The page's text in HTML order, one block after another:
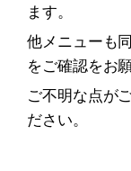
ます。
他メニューも
をご確認をお
ご不明な点が
ださい。